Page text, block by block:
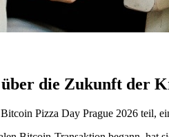
die Zukunft der
Pizza Day Prague 2026 teil,